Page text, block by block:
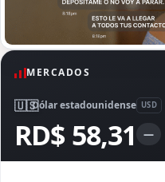
MERCADOS
🇺🇸Dólar estadounidense USD
RD$ 58,31 —